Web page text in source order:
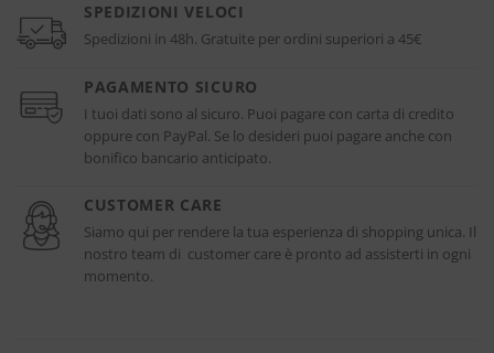
SPEDIZIONI VELOCI
Spedizioni in 48h. Gratuite per ordini superiori a 45€
PAGAMENTO SICURO
I tuoi dati sono al sicuro. Puoi pagare con carta di credito
oppure con PayPal. Se lo desideri puoi pagare anche con
bonifico bancario anticipato.
CUSTOMER CARE
Siamo qui per rendere la tua esperienza di shopping unica. Il
nostro team di customer care è pronto ad assisterti in ogni
momento.